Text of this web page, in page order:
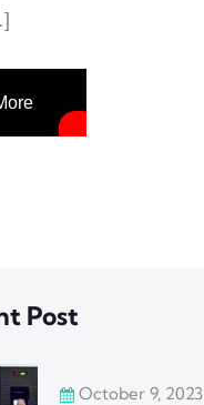
Post
October 9, 2023